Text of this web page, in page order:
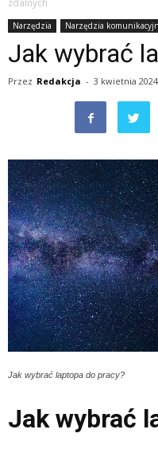
zdalnych
Narzędzia Narzędzia
Jak wybrać
Przez Redakcja - 3 kwietnia 2024
Jak wybrać laptopa do pracy?
Jak wybrać